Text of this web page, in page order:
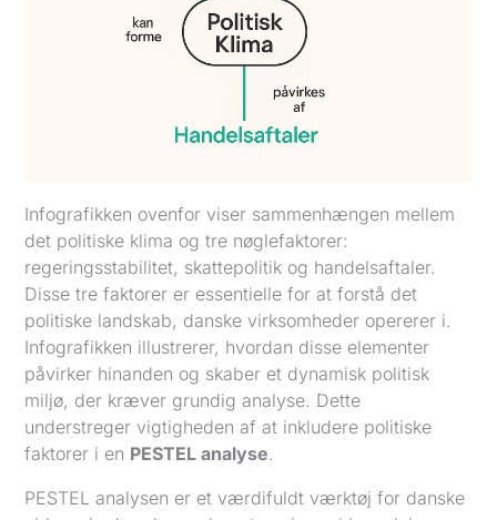
Infografikken ovenfor viser sammenhængen mellem
det politiske klima og tre nøglefaktorer:
regeringsstabilitet, skattepolitik og handelsaftaler.
Disse tre faktorer er essentielle for at forstå det
politiske landskab, danske virksomheder opererer i.
Infografikken illustrerer, hvordan disse elementer
påvirker hinanden og skaber et dynamisk politisk
miljø, der kræver grundig analyse. Dette
understreger vigtigheden af at inkludere politiske
faktorer i en PESTEL analyse.
PESTEL analysen er et værdifuldt værktøj for danske